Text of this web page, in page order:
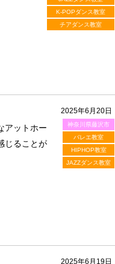
K-POPダンス教室
チアダンス教室
2025年6月20日
神奈川県藤沢市
バレエ教室
HIPHOP教室
JAZZダンス教室
アットホー
じることが
2025年6月19日